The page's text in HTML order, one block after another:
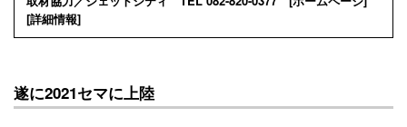
[詳細情報]
遂に2021セマに上陸